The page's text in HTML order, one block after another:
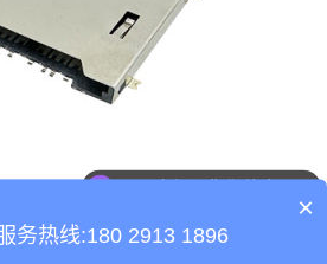
×
务热线:180 2913 1896